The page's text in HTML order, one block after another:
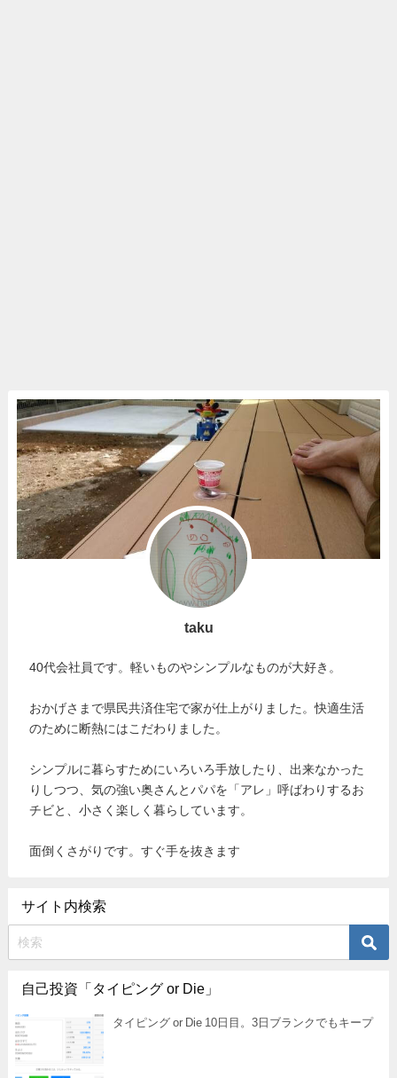
taku
40代会社員です。軽いものやシンプルなものが大好き。
おかげさまで県民共済住宅で家が仕上がりました。快適生活
のために断熱にはこだわりました。
シンプルに暮らすためにいろいろ手放したり、出来なかった
りしつつ、気の強い奥さんとパパを「アレ」呼ばわりするお
チビと、小さく楽しく暮らしています。
面倒くさがりです。すぐ手を抜きます
サイト内検索
自己投資「タイピング or Die」
タイピング or Die 10日目。3日ブランクでもキープ